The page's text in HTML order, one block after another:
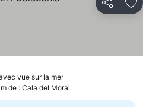
Partager
vue sur la merConsulter les prix
de : Cala del Moral